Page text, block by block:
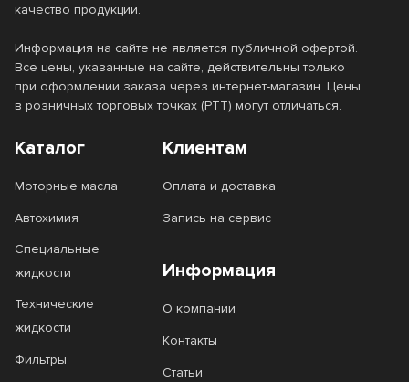
качество продукции.
Информация на сайте не является публичной офертой.
Все цены, указанные на сайте, действительны только
при оформлении заказа через интернет-магазин. Цены
в розничных торговых точках (РТТ) могут отличаться.
Каталог
Моторные масла
Автохимия
Специальные
жидкости
Технические
жидкости
Фильтры
Клиентам
Оплата и доставка
Запись на сервис
Информация
О компании
Контакты
Статьи